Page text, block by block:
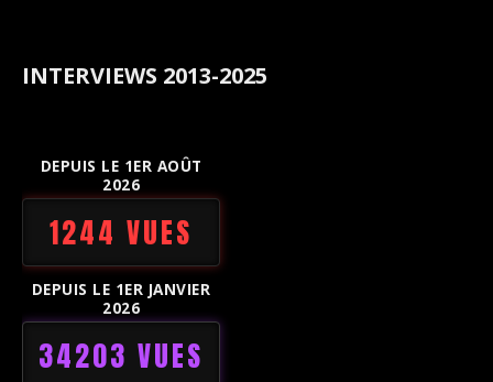
INTERVIEWS 2013-2025
DEPUIS LE 1ER AOÛT
2026
1244 VUES
DEPUIS LE 1ER JANVIER
2026
34203 VUES